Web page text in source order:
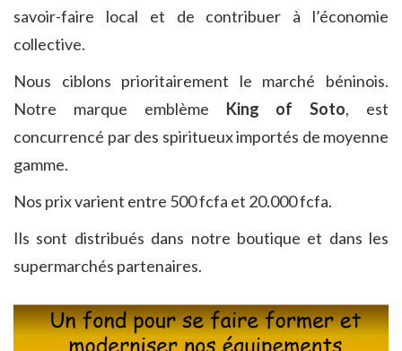
savoir-faire local et de contribuer à l’économie
collective.
Nous ciblons prioritairement le marché béninois.
Notre marque emblème King of Soto, est
concurrencé par des spiritueux importés de moyenne
gamme.
Nos prix varient entre 500 fcfa et 20.000 fcfa.
Ils sont distribués dans notre boutique et dans les
supermarchés partenaires.